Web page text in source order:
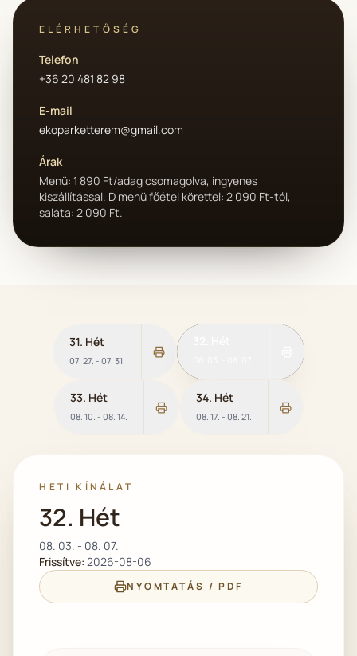
ELÉRHETŐSÉG
Telefon
+36 20 481 82 98
E-mail
ekoparketterem@gmail.com
Árak
Menü: 1 890 Ft/adag csomagolva, ingyenes
kiszállítással. D menü főétel körettel: 2 090 Ft-tól,
saláta: 2 090 Ft.
31. Hét
07. 27. - 07. 31.
33. Hét
08. 10. - 08. 14.
34. Hét
08. 17. - 08. 21.
HETI KÍNÁLAT
32. Hét
08. 03. - 08. 07.
Frissítve: 2026-08-06
NYOMTATÁS / PDF